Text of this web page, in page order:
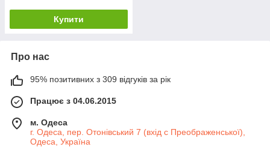
Купити
Про нас
95% позитивних з 309 відгуків за рік
Працює з 04.06.2015
м. Одеса
г. Одеса, пер. Отонівський 7 (вхід с Преображенської),
Одеса, Україна